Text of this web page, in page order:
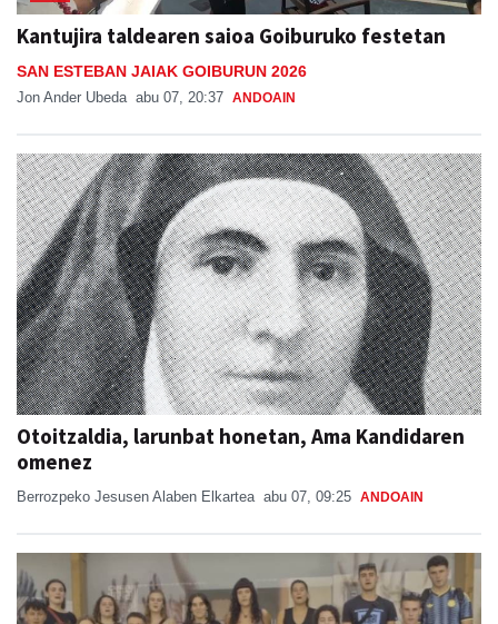
Kantujira taldearen saioa Goiburuko festetan
SAN ESTEBAN JAIAK GOIBURUN 2026
Jon Ander Ubeda abu 07, 20:37 ANDOAIN
Otoitzaldia, larunbat honetan, Ama Kandidaren
omenez
Berrozpeko Jesusen Alaben Elkartea abu 07, 09:25 ANDOAIN